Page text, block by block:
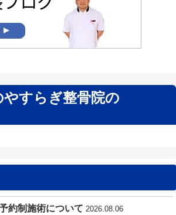
やすらぎ整骨院の
約制施術について 2026.08.06